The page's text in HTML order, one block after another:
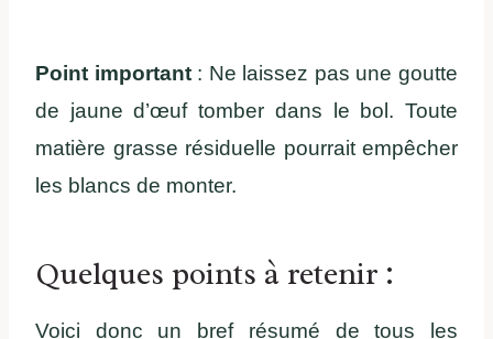
Point important: Ne laissez pas une goutte
de jaune d’œuf tomber dans le bol. Toute
matière grasse résiduelle pourrait empêcher
les blancs de monter.
Quelques points à retenir :
Voici donc un bref résumé de tous les